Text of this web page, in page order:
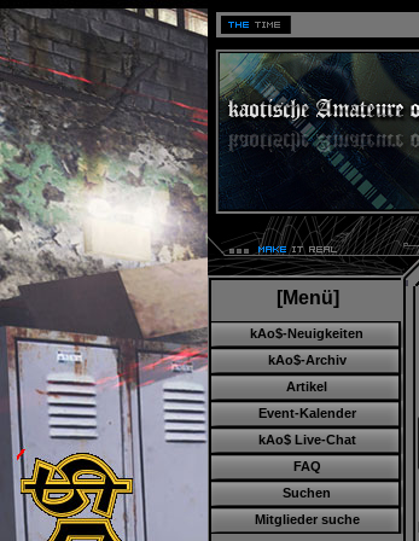
[Menü]
kAo$-Neuigkeiten
kAo$-Archiv
Artikel
Event-Kalender
kAo$ Live-Chat
FAQ
Suchen
Mitglieder suche